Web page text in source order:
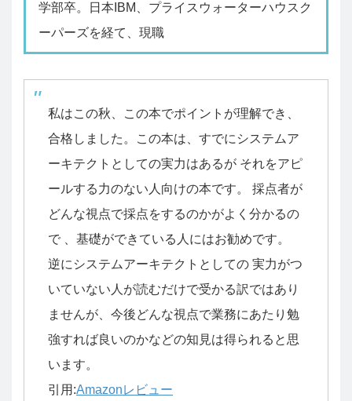
学部卒。日本IBM、プライスウォーターハウスク
ーパーズを経て、現職
私はこの秋、この本でポイントが理解でき、
合格しました。この本は、すでにシステムア
ーキテクトとしての実力はあるが それをアピ
ールする力のない人向けの本です。 採点者が
どんな視点で採点をするのかがよく分かるの
で 、基礎ができている人にはお勧めです。
逆にシステムアーキテクトとしての 実力がつ
いていない人が読むだけで受かる訳ではあり
ませんが、今後どんな視点で業務にあたり勉
強すれば良いのかなどの知見は得られると思
います。
引用:Amazonレビュー